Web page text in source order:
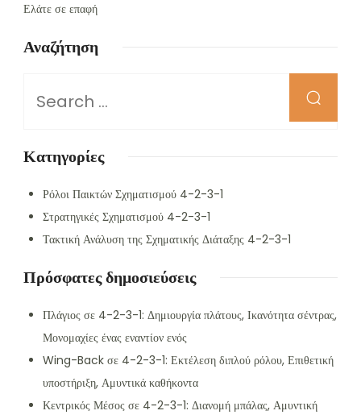
Ελάτε σε επαφή
Αναζήτηση
for
Κατηγορίες
Ρόλοι Παικτών Σχηματισμού 4-2-3-1
Στρατηγικές Σχηματισμού 4-2-3-1
Τακτική Ανάλυση της Σχηματικής Διάταξης 4-2-3-1
Πρόσφατες δημοσιεύσεις
Πλάγιος σε 4-2-3-1: Δημιουργία πλάτους, Ικανότητα σέντρας,
Μονομαχίες ένας εναντίον ενός
Wing-Back σε 4-2-3-1: Εκτέλεση διπλού ρόλου, Επιθετική
υποστήριξη, Αμυντικά καθήκοντα
Κεντρικός Μέσος σε 4-2-3-1: Διανομή μπάλας, Αμυντική